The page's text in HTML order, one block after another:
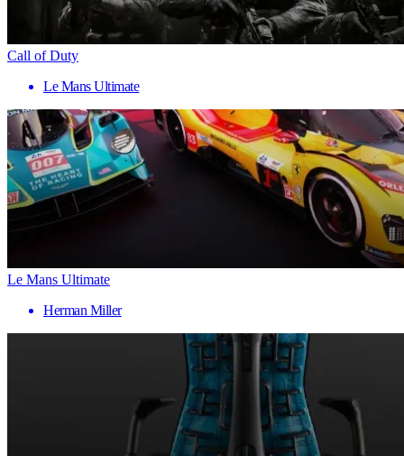
Call of Duty
Le Mans Ultimate
Le Mans Ultimate
Herman Miller